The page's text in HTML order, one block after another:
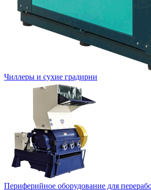
Чиллеры и сухие градирни
Периферийное оборудование для